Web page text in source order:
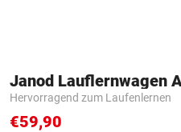
Janod Lauflernwagen
Hervorragend zum Laufenlernen
€59,90